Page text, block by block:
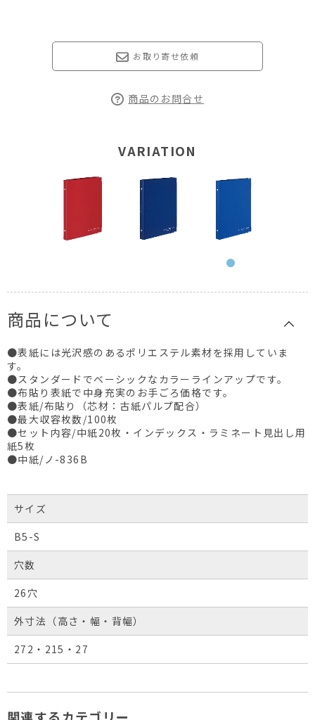
お取り寄せ依頼
商品のお問合せ
VARIATION
商品について
●表紙には光沢感のあるポリエステル素材を採用していま
す。
●スタンダードでベーシックなカラーラインアップです。
●布貼り表紙で中身充実のお手ごろ価格です。
●表紙/布貼り（芯材：古紙パルプ配合）
●最大収容枚数/100枚
●セット内容/中紙20枚・インデックス・ラミネート見出し用
紙5枚
●中紙/ノ-836B
サイズ
B5-S
穴数
26穴
外寸法（高さ・幅・背幅）
272・215・27